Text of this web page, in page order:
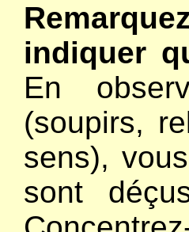
indiquer
En
(soupirs,
sens),
sont